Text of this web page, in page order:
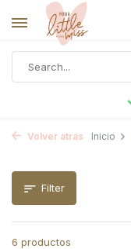
Volver atrás Inicio
Filter
6 productos